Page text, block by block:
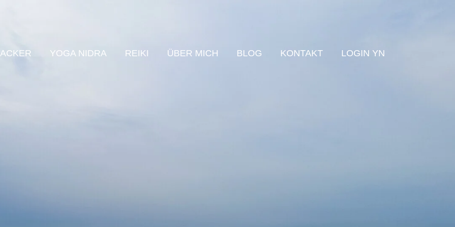
YOGA NIDRA REIKI ÜBER MICH BLOG KONTAKT LOGIN YN